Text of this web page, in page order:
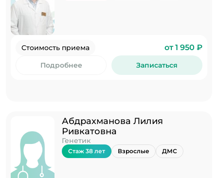
Стоимость приема от 1 950 ₽
Подробнее Записаться
Абдрахманова Лилия
Ривкатовна
Генетик
Стаж 38 лет Взрослые ДМС